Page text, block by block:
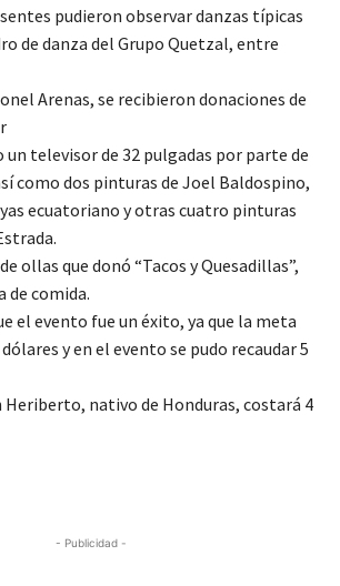
pudieron observar danzas típicas
de danza del Grupo Quetzal, entre
Arenas, se recibieron donaciones de
televisor de 32 pulgadas por parte de
como dos pinturas de Joel Baldospino,
ecuatoriano y otras cuatro pinturas
ollas que donó “Tacos y Quesadillas”,
de comida.
el evento fue un éxito, ya que la meta
y en el evento se pudo recaudar 5
Heriberto, nativo de Honduras, costará 4
- Publicidad -